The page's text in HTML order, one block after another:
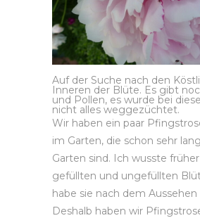
Auf der Suche nach den
Inneren der Blüte. Es gibt
und Pollen, es wurde bei
nicht alles weggezüchtet.
Wir haben ein paar
im Garten, die schon sehr
Garten sind. Ich wusste
gefüllten und ungefüllten
habe sie nach dem
Deshalb haben wir